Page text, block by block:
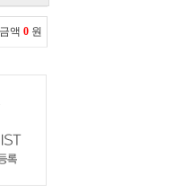
액 0 원